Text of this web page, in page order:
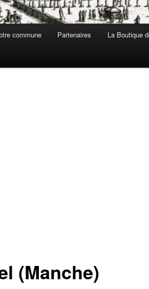
commune Partenaires La Boutique
(Manche)